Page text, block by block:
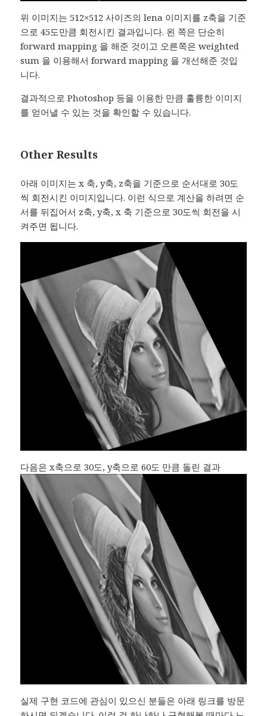
위 이미지는 512×512 사이즈의 lena 이미지를 z축을 기준
으로 45도만큼 회전시킨 결과입니다. 왼 쪽은 단순히
forward mapping 을 해준 것이고 오른쪽은 weighted
sum 을 이용해서 forward mapping 을 개선해준 것입
니다.
결과적으로 Photoshop 등을 이용한 만큼 훌륭한 이미지
를 얻어낼 수 있는 것을 확인할 수 있습니다.
Other Results
아래 이미지는 x 축, y축, z축을 기준으로 순서대로 30도
씩 회전시킨 이미지입니다. 이런 식으로 계산을 하려면 순
서를 뒤집어서 z축, y축, x 축 기준으로 30도씩 회전을 시
켜주면 됩니다.
다음은 x축으로 30도, y축으로 60도 만큼 돌린 결과
실제 구현 코드에 관심이 있으신 분들은 아래 링크를 방문